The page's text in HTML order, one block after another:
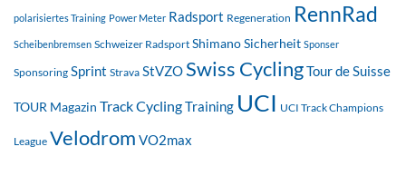
polarisiertes Training Power Meter Radsport Regeneration RennRad
Scheibenbremsen Schweizer Radsport ShimanoSicherheit Sponser
Sponsoring Sprint Strava StVZOSwiss CyclingTour de Suisse
TOUR Magazin Track CyclingTraining UCI UCI Track Champions
League Velodrom VO2max